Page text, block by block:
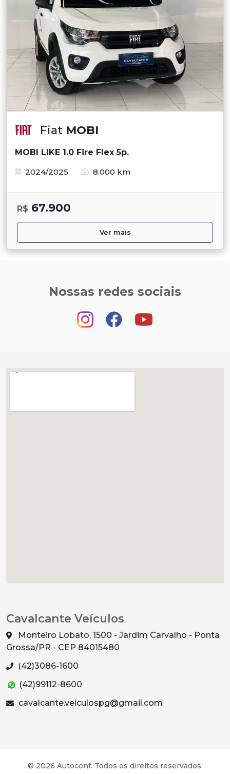
Fiat MOBI
MOBI LIKE 1.0 Fire Flex 5p.
2024/2025
8.000 km
R$ 67.900
Ver mais
Nossas redes sociais
Cavalcante Veículos
Monteiro Lobato, 1500 - Jardim Carvalho - Ponta
Grossa/PR - CEP 84015480
(42)3086-1600
(42)99112-8600
cavalcante.veiculospg@gmail.com
© 2026 Autoconf. Todos os direitos reservados.